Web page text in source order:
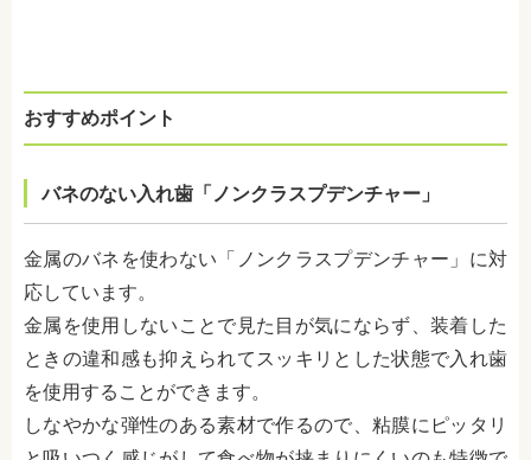
おすすめポイント
バネのない入れ歯「ノンクラスプデンチャー」
金属のバネを使わない「ノンクラスプデンチャー」に対
応しています。
金属を使用しないことで見た目が気にならず、装着した
ときの違和感も抑えられてスッキリとした状態で入れ歯
を使用することができます。
しなやかな弾性のある素材で作るので、粘膜にピッタリ